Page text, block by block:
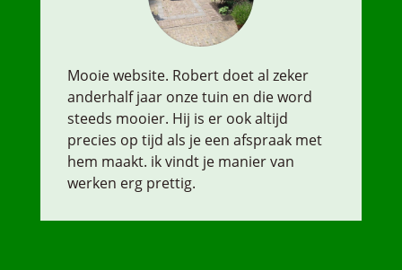
Mooie website. Robert doet al zeker
anderhalf jaar onze tuin en die word
steeds mooier. Hij is er ook altijd
precies op tijd als je een afspraak met
hem maakt. ik vindt je manier van
werken erg prettig.